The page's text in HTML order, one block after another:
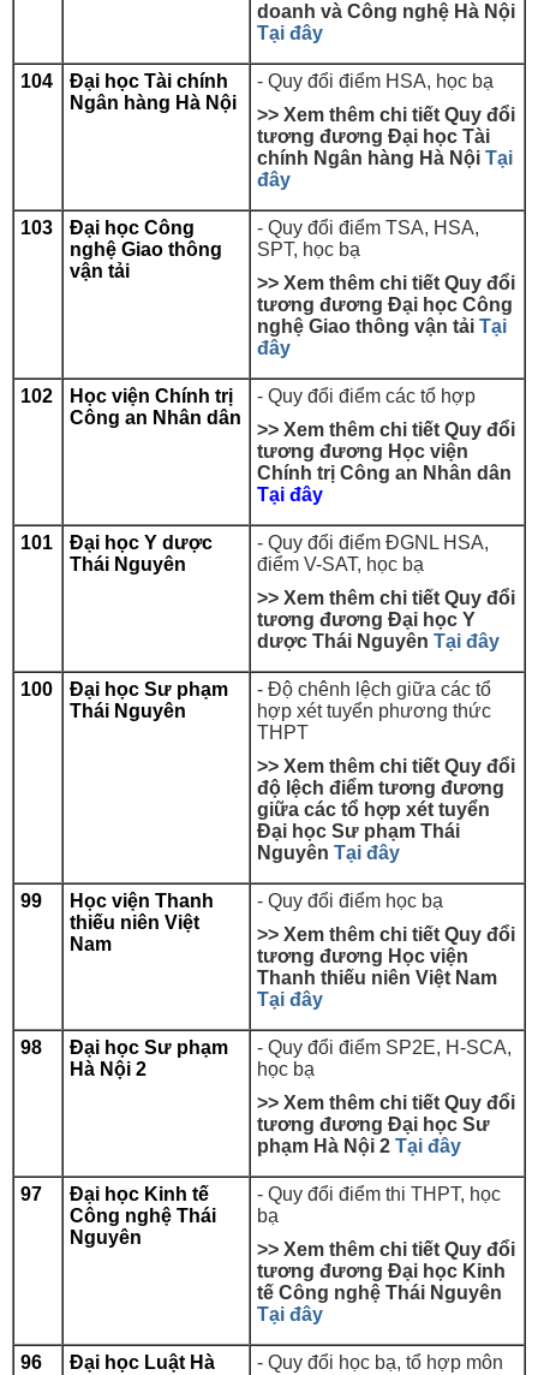
doanh và Công nghệ Hà Nội
Tại đây
104
Đại học Tài chính
Ngân hàng Hà Nội
- Quy đổi điểm HSA, học bạ
>> Xem thêm chi tiết Quy đổi
tương đương Đại học Tài
chính Ngân hàng Hà Nội Tại
đây
103
Đại học Công
nghệ Giao thông
vận tải
- Quy đổi điểm TSA, HSA,
SPT, học bạ
>> Xem thêm chi tiết Quy đổi
tương đương Đại học Công
nghệ Giao thông vận tải Tại
đây
102
Học viện Chính trị
Công an Nhân dân
- Quy đổi điểm các tổ hợp
>> Xem thêm chi tiết Quy đổi
tương đương Học viện
Chính trị Công an Nhân dân
Tại đây
101
Đại học Y dược
Thái Nguyên
- Quy đổi điểm ĐGNL HSA,
điểm V-SAT, học bạ
>> Xem thêm chi tiết Quy đổi
tương đương Đại học Y
dược Thái Nguyên Tại đây
100
Đại học Sư phạm
Thái Nguyên
- Độ chênh lệch giữa các tổ
hợp xét tuyển phương thức
THPT
>> Xem thêm chi tiết Quy đổi
độ lệch điểm tương đương
giữa các tổ hợp xét tuyển
Đại học Sư phạm Thái
Nguyên Tại đây
99
Học viện Thanh
thiếu niên Việt
Nam
- Quy đổi điểm học bạ
>> Xem thêm chi tiết Quy đổi
tương đương Học viện
Thanh thiếu niên Việt Nam
Tại đây
98
Đại học Sư phạm
Hà Nội 2
- Quy đổi điểm SP2E, H-SCA,
học bạ
>> Xem thêm chi tiết Quy đổi
tương đương Đại học Sư
phạm Hà Nội 2 Tại đây
97
Đại học Kinh tế
Công nghệ Thái
Nguyên
- Quy đổi điểm thi THPT, học
bạ
>> Xem thêm chi tiết Quy đổi
tương đương Đại học Kinh
tế Công nghệ Thái Nguyên
Tại đây
96
Đại học Luật Hà
- Quy đổi học bạ, tổ hợp môn